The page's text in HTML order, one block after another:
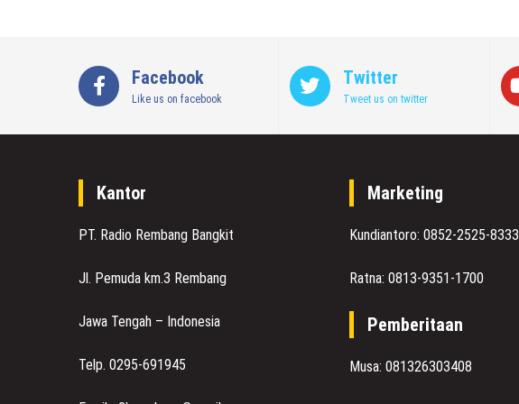
Facebook
Like us on facebook
Twitter
Tweet us on twitter
Kantor
PT. Radio Rembang Bangkit
Jl. Pemuda km.3 Rembang
Jawa Tengah – Indonesia
Telp. 0295-691945
Marketing
Kundiantoro: 0852-2525-8333
Ratna: 0813-9351-1700
Pemberitaan
Musa: 081326303408